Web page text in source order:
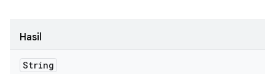
Hasil
String